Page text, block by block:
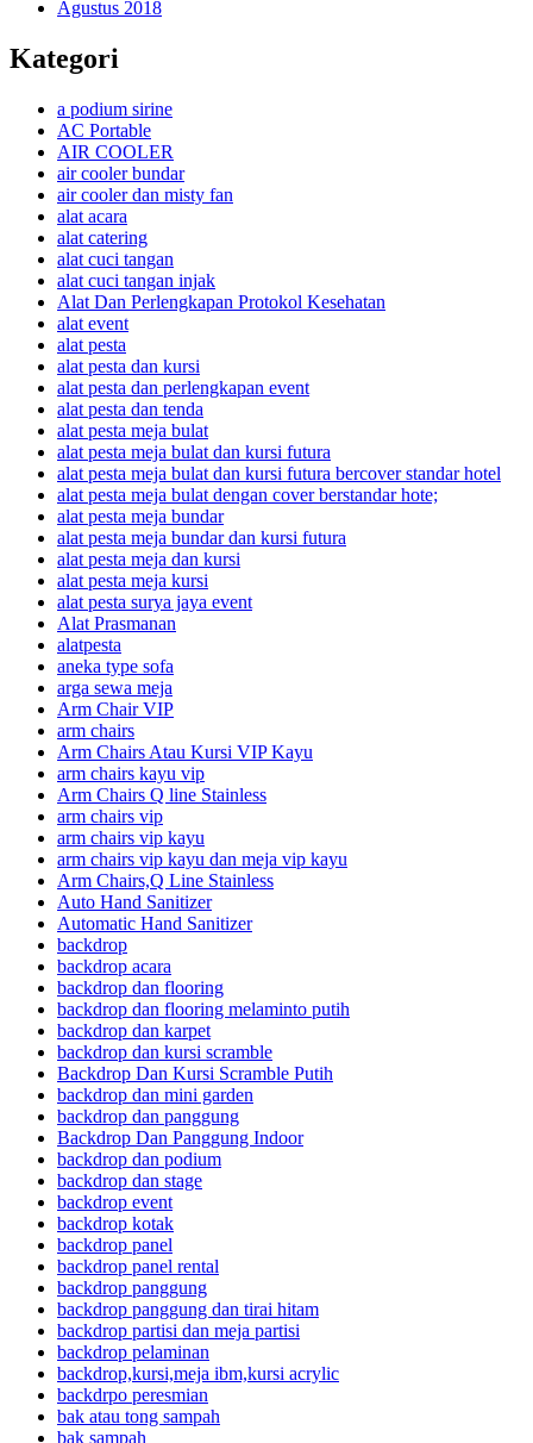
Agustus 2018
Kategori
a podium sirine
AC Portable
AIR COOLER
air cooler bundar
air cooler dan misty fan
alat acara
alat catering
alat cuci tangan
alat cuci tangan injak
Alat Dan Perlengkapan Protokol Kesehatan
alat event
alat pesta
alat pesta dan kursi
alat pesta dan perlengkapan event
alat pesta dan tenda
alat pesta meja bulat
alat pesta meja bulat dan kursi futura
alat pesta meja bulat dan kursi futura bercover standar hotel
alat pesta meja bulat dengan cover berstandar hote;
alat pesta meja bundar
alat pesta meja bundar dan kursi futura
alat pesta meja dan kursi
alat pesta meja kursi
alat pesta surya jaya event
Alat Prasmanan
alatpesta
aneka type sofa
arga sewa meja
Arm Chair VIP
arm chairs
Arm Chairs Atau Kursi VIP Kayu
arm chairs kayu vip
Arm Chairs Q line Stainless
arm chairs vip
arm chairs vip kayu
arm chairs vip kayu dan meja vip kayu
Arm Chairs,Q Line Stainless
Auto Hand Sanitizer
Automatic Hand Sanitizer
backdrop
backdrop acara
backdrop dan flooring
backdrop dan flooring melaminto putih
backdrop dan karpet
backdrop dan kursi scramble
Backdrop Dan Kursi Scramble Putih
backdrop dan mini garden
backdrop dan panggung
Backdrop Dan Panggung Indoor
backdrop dan podium
backdrop dan stage
backdrop event
backdrop kotak
backdrop panel
backdrop panel rental
backdrop panggung
backdrop panggung dan tirai hitam
backdrop partisi dan meja partisi
backdrop pelaminan
backdrop,kursi,meja ibm,kursi acrylic
backdrpo peresmian
bak atau tong sampah
bak sampah